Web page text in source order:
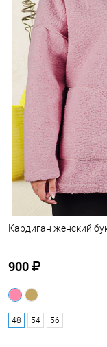
Кардиган женский
900
48 54 56